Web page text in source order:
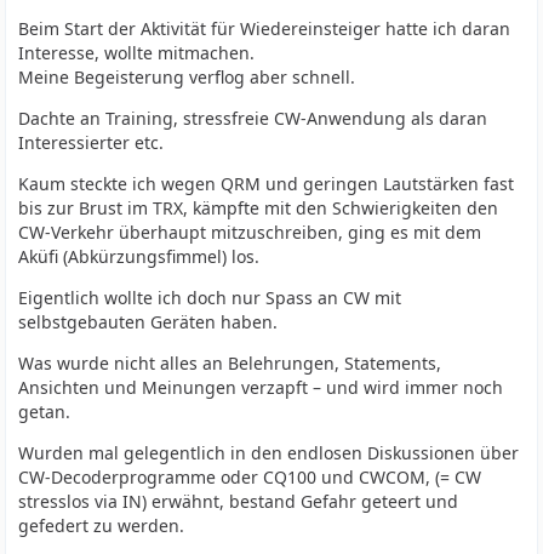
Beim Start der Aktivität für Wiedereinsteiger hatte ich daran
Interesse, wollte mitmachen.
Meine Begeisterung verflog aber schnell.
Dachte an Training, stressfreie CW-Anwendung als daran
Interessierter etc.
Kaum steckte ich wegen QRM und geringen Lautstärken fast
bis zur Brust im TRX, kämpfte mit den Schwierigkeiten den
CW-Verkehr überhaupt mitzuschreiben, ging es mit dem
Aküfi (Abkürzungsfimmel) los.
Eigentlich wollte ich doch nur Spass an CW mit
selbstgebauten Geräten haben.
Was wurde nicht alles an Belehrungen, Statements,
Ansichten und Meinungen verzapft – und wird immer noch
getan.
Wurden mal gelegentlich in den endlosen Diskussionen über
CW-Decoderprogramme oder CQ100 und CWCOM, (= CW
stresslos via IN) erwähnt, bestand Gefahr geteert und
gefedert zu werden.